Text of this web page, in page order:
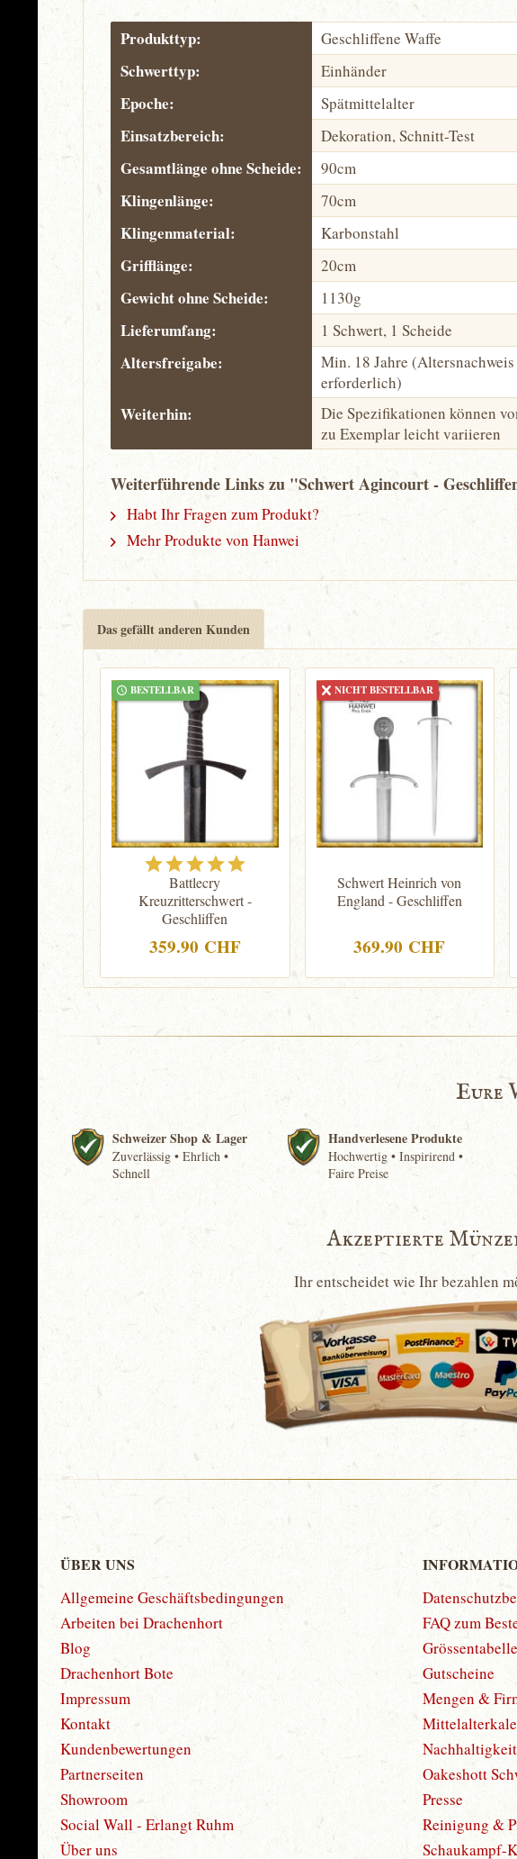
Produkttyp: Geschliffene Waffe
Schwerttyp: Einhänder
Epoche: Spätmittelalter
Einsatzbereich: Dekoration, Schnitt-Test
Gesamtlänge ohne Scheide: 90cm
Klingenlänge: 70cm
Klingenmaterial: Karbonstahl
Grifflänge: 20cm
Gewicht ohne Scheide: 1130g
Lieferumfang: 1 Schwert, 1 Scheide
Altersfreigabe:
Min. 18 Jahre (Altersnachweis
erforderlich)
Weiterhin:
Die Spezifikationen können
zu Exemplar leicht variieren
Weiterführende Links zu "Schwert Agincourt -
Habt Ihr Fragen zum Produkt?
Mehr Produkte von Hanwei
Das gefällt anderen Kunden
BESTELLBAR
Battlecry
Kreuzritterschwert -
Geschliffen
359.90 CHF
NICHT BESTELLBAR
Schwert Heinrich von
England - Geschliffen
369.90 CHF
Eure
Schweizer Shop & Lager
Zuverlässig • Ehrlich •
Schnell
Handverlesene Produkte
Hochwertig • Inspirirend •
Faire Preise
Akzeptierte
Ihr entscheidet wie Ihr bezahlen
ÜBER UNS
Allgemeine Geschäftsbedingungen
Arbeiten bei Drachenhort
Blog
Drachenhort Bote
Impressum
Kontakt
Kundenbewertungen
Partnerseiten
Showroom
Social Wall - Erlangt Ruhm
Über uns
FAQ zum
Gutscheine
Mengen &
Nachhaltigkeit
Oakeshott
Presse
Reinigung &
Schaukampf-